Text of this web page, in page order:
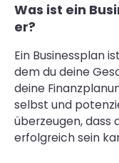
Was ist ein
er?
Ein Businessplan
dem du deine
deine
selbst und
überzeugen, dass
erfolgreich sein